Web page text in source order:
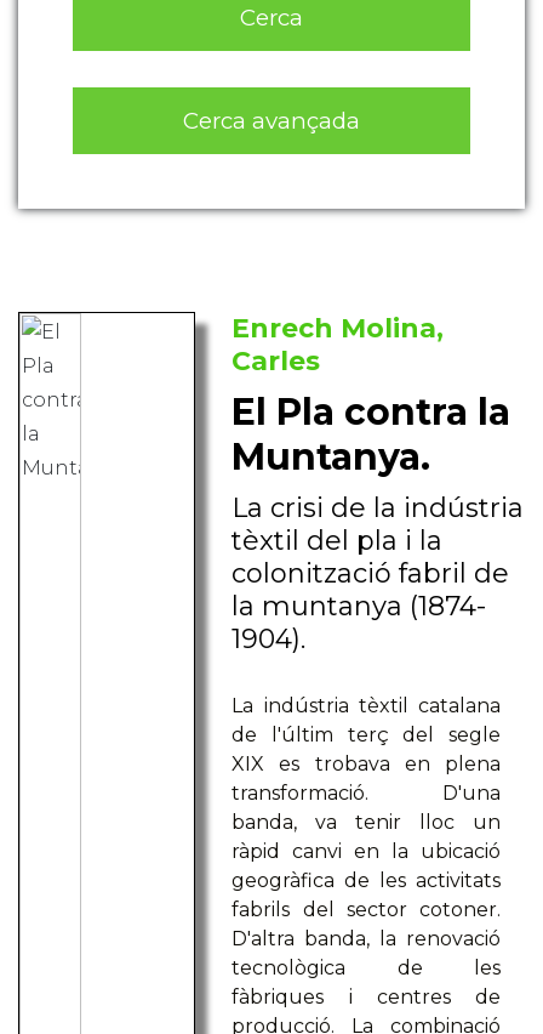
Cerca
Cerca avançada
Enrech Molina,
Carles
El Pla contra la
Muntanya.
La crisi de la indústria
tèxtil del pla i la
colonització fabril de
la muntanya (1874-
1904).
La indústria tèxtil catalana
de l'últim terç del segle
XIX es trobava en plena
transformació. D'una
banda, va tenir lloc un
ràpid canvi en la ubicació
geogràfica de les activitats
fabrils del sector cotoner.
D'altra banda, la renovació
tecnològica de les
fàbriques i centres de
producció. La combinació